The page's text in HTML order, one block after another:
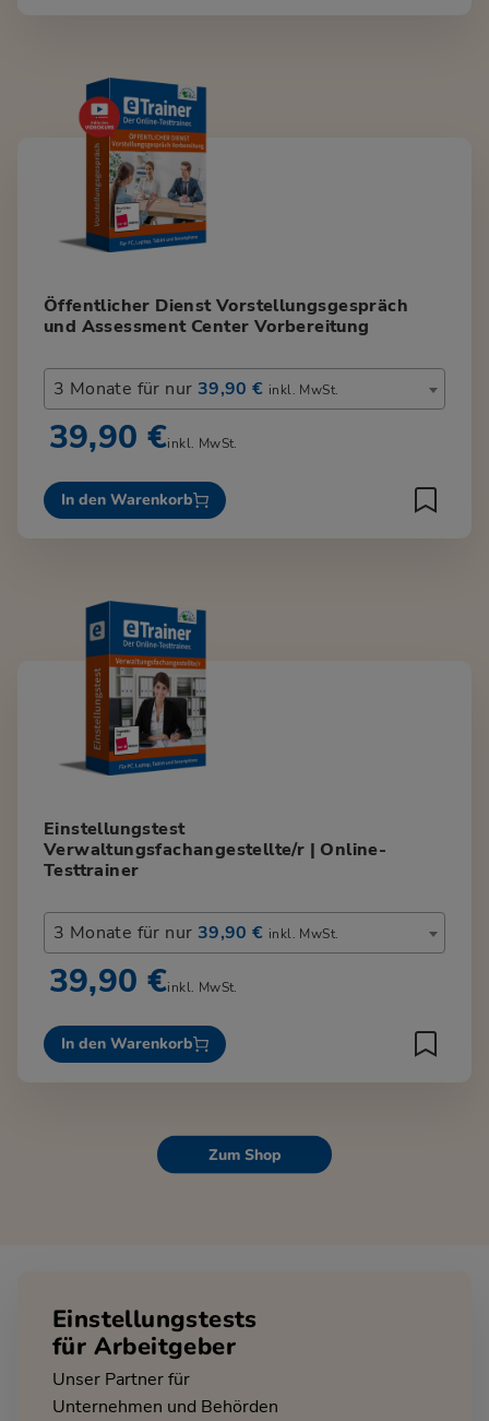
Öffentlicher Dienst Vorstellungsgespräch
und Assessment Center Vorbereitung
3 Monate für nur 39,90 € inkl. MwSt.
39,90 €inkl. MwSt.
In den Warenkorb
Einstellungstest
Verwaltungsfachangestellte/r | Online-
Testtrainer
3 Monate für nur 39,90 € inkl. MwSt.
39,90 €inkl. MwSt.
In den Warenkorb
Zum Shop
Einstellungstests
für Arbeitgeber
Unser Partner für
Unternehmen und Behörden